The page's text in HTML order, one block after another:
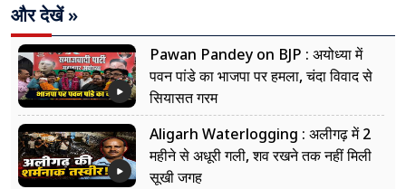
और देखें »
Pawan Pandey on BJP : अयोध्या में
पवन पांडे का भाजपा पर हमला, चंदा विवाद से
सियासत गरम
Aligarh Waterlogging : अलीगढ़ में 2
महीने से अधूरी गली, शव रखने तक नहीं मिली
सूखी जगह